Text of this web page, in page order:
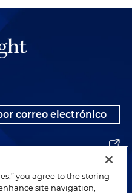
correo electrónico
you agree to the storing
site navigation,